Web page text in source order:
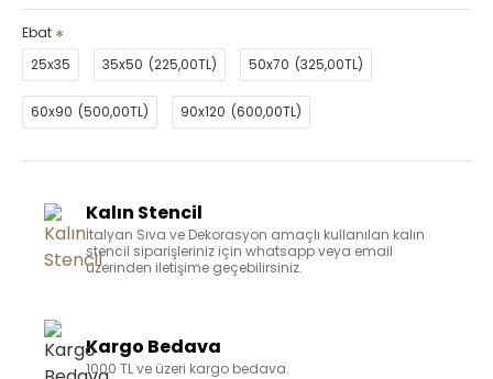
Ebat
25x35
35x50 (225,00TL) 50x70 (325,00TL)
60x90 (500,00TL) 90x120 (600,00TL)
Kalın Stencil
İtalyan Sıva ve Dekorasyon amaçlı kullanılan kalın
stencil siparişleriniz için whatsapp veya email
üzerinden iletişime geçebilirsiniz.
Kargo Bedava
1000 TL ve üzeri kargo bedava.